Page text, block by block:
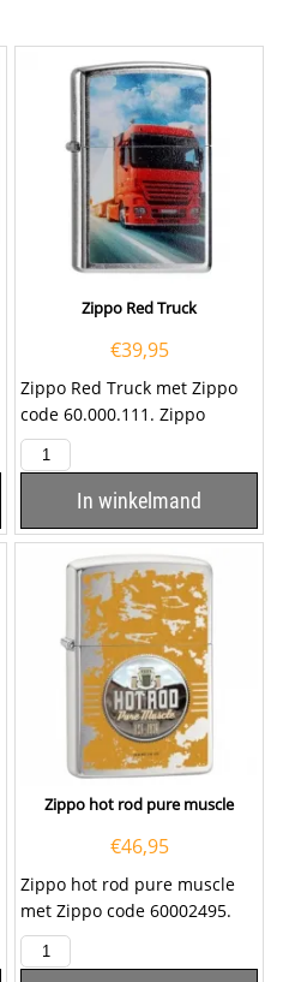
Zippo Red Truck
€39,95
Zippo Red Truck met Zippo
code 60.000.111. Zippo
aansteker met een rode
vrachtwagen met...
In winkelmand
Zippo hot rod pure muscle
€46,95
Zippo hot rod pure muscle
met Zippo code 60002495.
De Zippo hot rod pure
muscle is een...